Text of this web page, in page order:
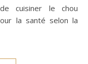
cuisiner le chou
la santé selon la